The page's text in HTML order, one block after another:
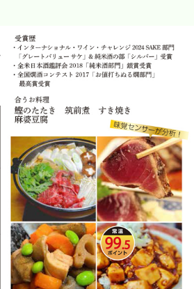
味、お米に由来する旨味が、
いを呈する。
が、飲み飽きさせません。
味の酸味が全体を引き締める。
います。
、深みのある味わいを楽しめる。
締め味にボリューム感を持たせている。